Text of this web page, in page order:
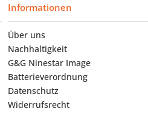
Informationen
Über uns
Nachhaltigkeit
G&G Ninestar Image
Batterieverordnung
Datenschutz
Widerrufsrecht